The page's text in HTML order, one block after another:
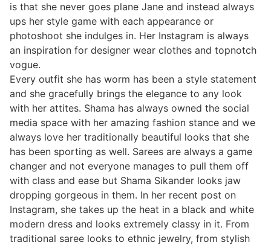
is that she never goes plane Jane and instead always
ups her style game with each appearance or
photoshoot she indulges in. Her Instagram is always
an inspiration for designer wear clothes and topnotch
vogue.
Every outfit she has worm has been a style statement
and she gracefully brings the elegance to any look
with her attites. Shama has always owned the social
media space with her amazing fashion stance and we
always love her traditionally beautiful looks that she
has been sporting as well. Sarees are always a game
changer and not everyone manages to pull them off
with class and ease but Shama Sikander looks jaw
dropping gorgeous in them. In her recent post on
Instagram, she takes up the heat in a black and white
modern dress and looks extremely classy in it. From
traditional saree looks to ethnic jewelry, from stylish